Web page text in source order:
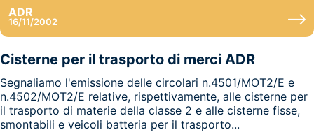
ADR
16/11/2002
Cisterne per il trasporto di merci ADR
Segnaliamo l'emissione delle circolari n.4501/MOT2/E e
n.4502/MOT2/E relative, rispettivamente, alle cisterne per
il trasporto di materie della classe 2 e alle cisterne fisse,
smontabili e veicoli batteria per il trasporto...